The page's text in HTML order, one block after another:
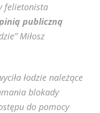
felietonista
publiczną
Miłosz
łodzie należące
blokady
do pomocy